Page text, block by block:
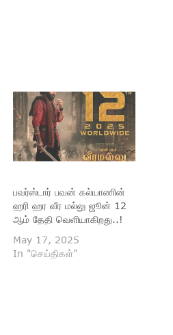
பவர்ஸ்டார் பவன் கல்யாணின்
ஹரி ஹர வீர மல்லு ஜூன் 12
ஆம் தேதி வெளியாகிறது..!
May 17, 2025
In "செய்திகள்"